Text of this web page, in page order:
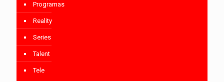
Programas
Reality
Series
Talent
Tele